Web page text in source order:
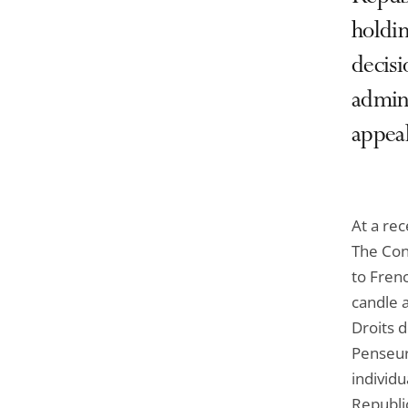
At a
The
to
candle
Droits